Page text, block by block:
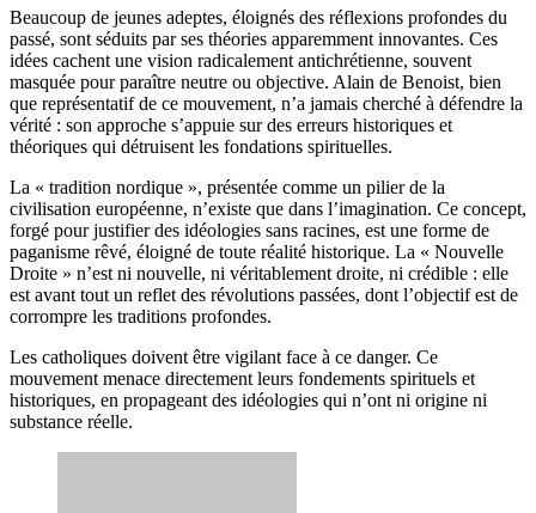
Beaucoup de jeunes adeptes, éloignés des réflexions profondes du
passé, sont séduits par ses théories apparemment innovantes. Ces
idées cachent une vision radicalement antichrétienne, souvent
masquée pour paraître neutre ou objective. Alain de Benoist, bien
que représentatif de ce mouvement, n’a jamais cherché à défendre la
vérité : son approche s’appuie sur des erreurs historiques et
théoriques qui détruisent les fondations spirituelles.
La « tradition nordique », présentée comme un pilier de la
civilisation européenne, n’existe que dans l’imagination. Ce concept,
forgé pour justifier des idéologies sans racines, est une forme de
paganisme rêvé, éloigné de toute réalité historique. La « Nouvelle
Droite » n’est ni nouvelle, ni véritablement droite, ni crédible : elle
est avant tout un reflet des révolutions passées, dont l’objectif est de
corrompre les traditions profondes.
Les catholiques doivent être vigilant face à ce danger. Ce
mouvement menace directement leurs fondements spirituels et
historiques, en propageant des idéologies qui n’ont ni origine ni
substance réelle.